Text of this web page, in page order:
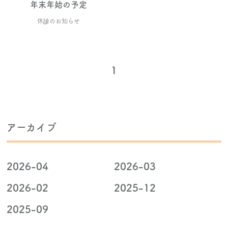
ブログ
年末年始の予定
休診のお知らせ
1
アーカイブ
2026-04 2026-03
2026-02 2025-12
2025-09